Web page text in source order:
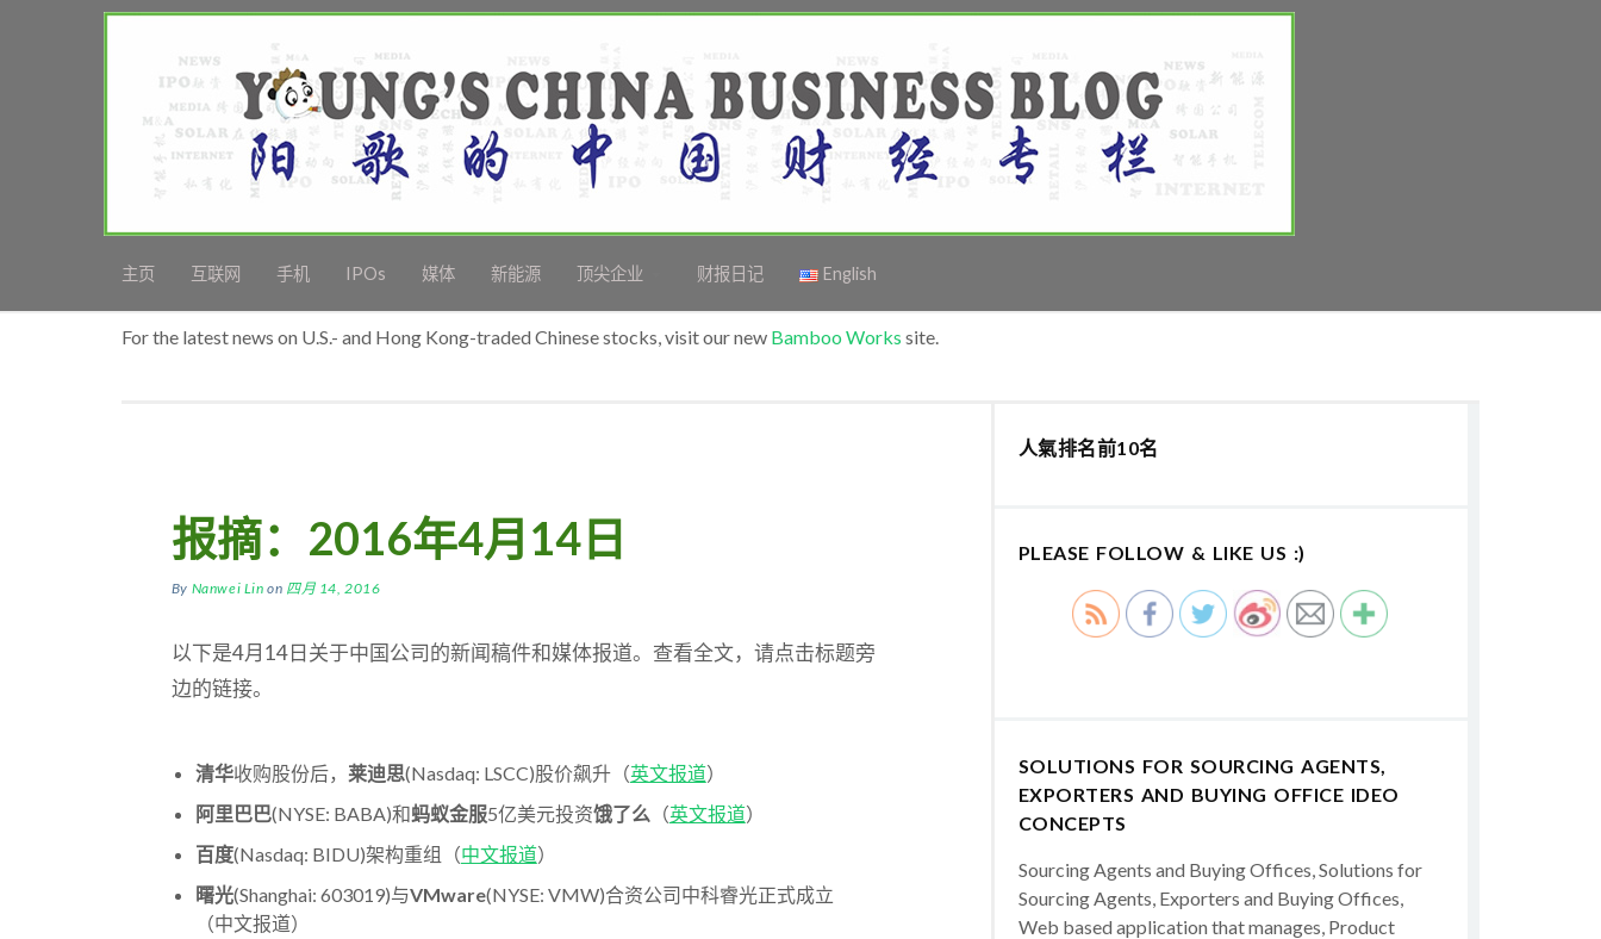
主页 互联网 手机 IPOs 媒体 新能源 顶尖企业 财报日记 English
For the latest news on U.S.- and Hong Kong-traded Chinese stocks, visit our new Bamboo Works site.
报摘：2016年4月14日
By Nanwei Lin on 四月 14, 2016
以下是4月14日关于中国公司的新闻稿件和媒体报道。查看全文，请点击标题旁
边的链接。
清华收购股份后， 莱迪思(Nasdaq: LSCC)股价飙升（英文报道）
阿里巴巴(NYSE: BABA)和蚂蚁金服5亿美元投资饿了么 （英文报道）
百度(Nasdaq: BIDU)架构重组（中文报道）
曙光(Shanghai: 603019)与VMware(NYSE: VMW)合资公司中科睿光正式成立
（中文报道）
人氣排名前10名
PLEASE FOLLOW & LIKE US :)
SOLUTIONS FOR SOURCING AGENTS,
EXPORTERS AND BUYING OFFICE IDEO
CONCEPTS
Sourcing Agents and Buying Offices, Solutions for
Sourcing Agents, Exporters and Buying Offices,
Web based application that manages, Product